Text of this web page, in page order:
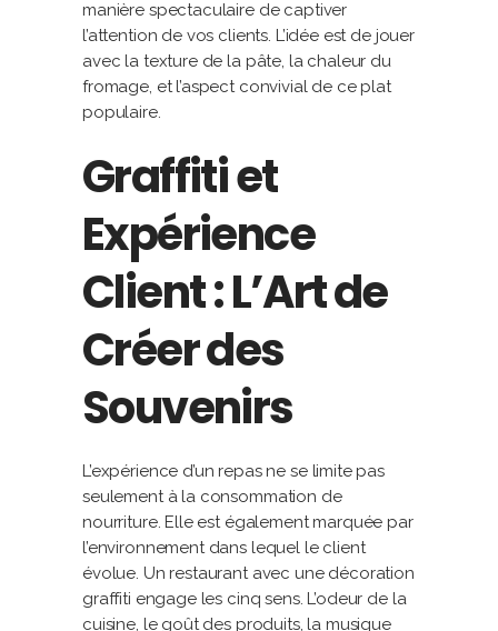
manière spectaculaire de captiver
l’attention de vos clients. L’idée est de jouer
avec la texture de la pâte, la chaleur du
fromage, et l’aspect convivial de ce plat
populaire.
Graffiti et
Expérience
Client : L’Art de
Créer des
Souvenirs
L’expérience d’un repas ne se limite pas
seulement à la consommation de
nourriture. Elle est également marquée par
l’environnement dans lequel le client
évolue. Un restaurant avec une décoration
graffiti engage les cinq sens. L’odeur de la
cuisine, le goût des produits, la musique